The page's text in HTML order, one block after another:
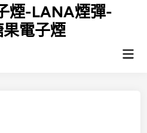
煙-LANA煙彈-
電子煙